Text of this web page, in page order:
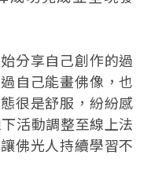
分享自己創作的過
自己能畫佛像，也
很是舒服，紛紛感
活動調整至線上法
佛光人持續學習不